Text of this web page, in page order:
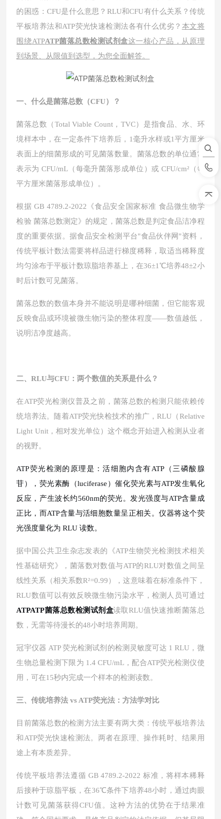
的困惑： CFU是什么意思？RLU和CFU有什么关系？传统
平板培养法和ATP荧光快速检测法各有什么优劣？ 本文将
围绕ATPATP菌落总数检测试剂盒这一核心产品，从原理
到场景、从限值到选型，为您全面解答。
一、什么是菌落总数（CFU）？
菌落总数（Total Viable Count，TVC）是指食品、水、环
境样本中，在一定条件下培养后，1毫升水样或1平方厘米
表面上的细菌形成的可见菌落数量。菌落总数的单位通常
表示为 CFU/mL（每毫升菌落形成单位）或 CFU/cm²（每
平方厘米菌落形成单位）。
根据 GB 4789.2-2022《食品安全国家标准 食品微生物学
检验 菌落总数测定》的规定，菌落总数是判定食品洁净程
度的重要依据。据食品安全检测平台"食品伙伴网"资料，
传统平板计数法需要将样品进行梯度稀释，取适当稀释度
均匀涂布于平板计数琼脂培养基上，在36±1℃培养48±2小
时后计数可见菌落。
菌落总数的数值本身并不能说明是哪种细菌，但它能客观
反映食品或环境被微生物污染的整体程度——数值越低，
说明洁净度越高。
二、RLU与CFU：两个数值的关系是什么？
在ATP荧光检测仪普及之前，菌落总数的检测只能依赖传
统培养法。随着ATP荧光快检技术的推广，RLU（Relative
Light Unit，相对发光单位）这个概念开始进入检测从业者
的视野。
ATP荧光检测的原理是：活细胞内含有ATP（三磷酸腺
苷），荧光素酶（luciferase）催化荧光素与ATP发生氧化
反应，产生波长约560nm的荧光。发光强度与ATP含量成
正比，而ATP含量与活细胞数量呈正相关。仪器将这个荧
光强度量化为 RLU 读数。
据中国公共卫生杂志发表的《ATP生物荧光检测技术相关
性基础研究》，菌落数对数值与ATP的RLU对数值之间呈
线性关系（相关系数R²=0.99），这意味着在标准条件下，
RLU数值可以有效反映微生物污染水平，检测人员可通过
ATPATP菌落总数检测试剂盒读取RLU值快速推断菌落总
数，无需等待漫长的48小时培养周期。
冠宇仪器 ATP 荧光检测试剂的检测灵敏度可达 1 RLU，微
生物总量检测下限为 1.4 CFU/mL，配合ATP荧光检测仪使
用，可在15秒内完成一个样本的检测读数。
三、传统培养法 vs ATP荧光法：方法学对比
目前菌落总数的检测方法主要有两大类：传统平板培养法
和 ATP荧光快速检测法。两者在原理、操作耗时、结果用
途上有本质差异。
传统平板培养法遵循 GB 4789.2-2022 标准，将样本稀释
后接种于琼脂平板，在36℃条件下培养48小时，通过肉眼
计数可见菌落获得CFU值。这种方法的优势在于结果准